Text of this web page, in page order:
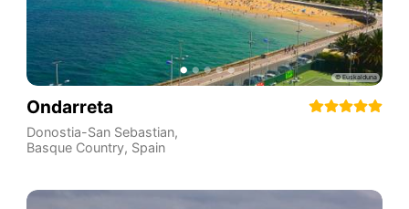
Ondarreta
Donostia-San Sebastian,
Basque Country, Spain